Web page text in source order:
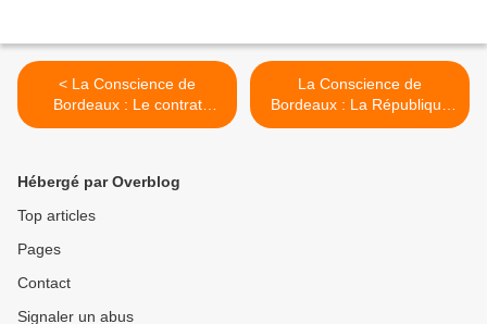
< La Conscience de
Bordeaux : Le contrat
faustien. La République des
La Conscience de
Bordeaux : La République
des rêves II >
Hébergé par Overblog
Top articles
Pages
Contact
Signaler un abus